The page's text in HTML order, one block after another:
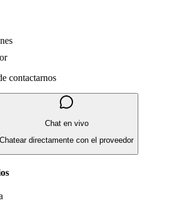
contactarnos
Chat en vivo
Chatear directamente con el proveedor